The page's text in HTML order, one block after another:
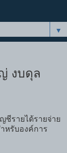
▼
งบดุล
ชีรายได้รายจ่าย
หรับองค์การ